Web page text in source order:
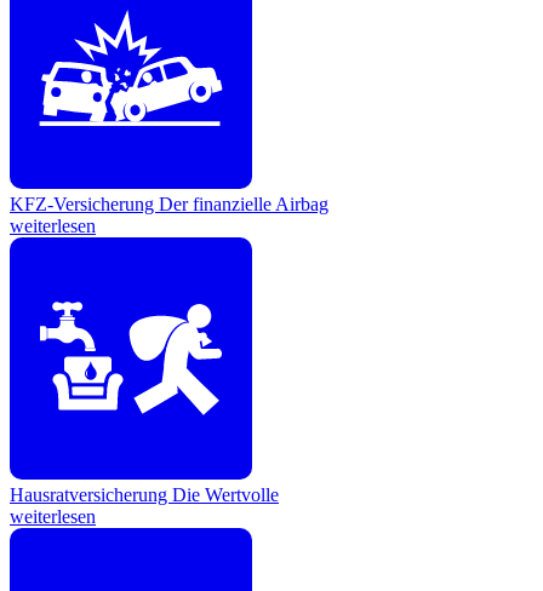
KFZ-Versicherung Der finanzielle Airbag
weiterlesen
Hausratversicherung Die Wertvolle
weiterlesen